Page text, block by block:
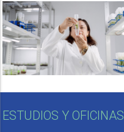
ESTUDIOS Y OFICINAS